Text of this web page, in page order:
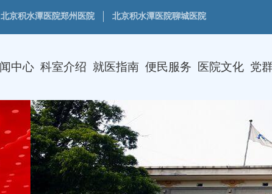
北京积水潭医院郑州医院 北京积水潭医院聊城医院
中心 科室介绍 就医指南 便民服务 医院文化 党